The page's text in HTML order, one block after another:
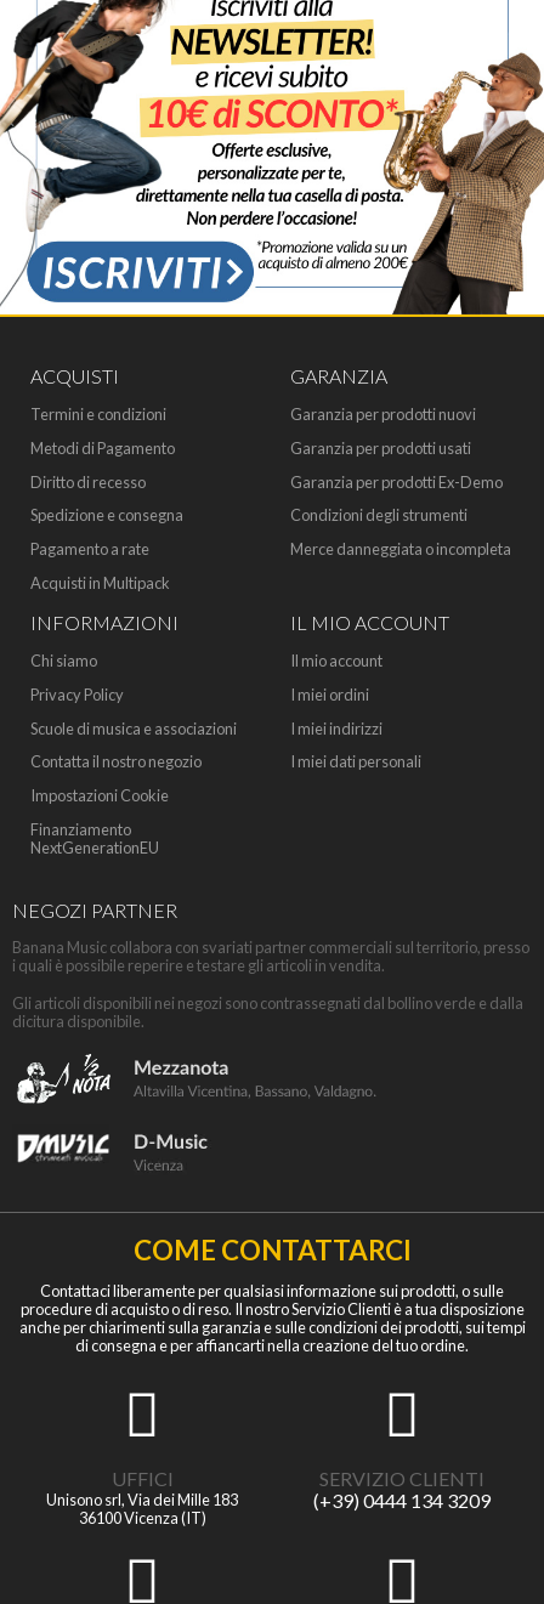
ACQUISTI
Termini e condizioni
Metodi di Pagamento
Diritto di recesso
Spedizione e consegna
Pagamento a rate
Acquisti in Multipack
GARANZIA
Garanzia per prodotti nuovi
Garanzia per prodotti usati
Garanzia per prodotti Ex-Demo
Condizioni degli strumenti
Merce danneggiata o incompleta
INFORMAZIONI
Chi siamo
Privacy Policy
Scuole di musica e associazioni
Contatta il nostro negozio
Impostazioni Cookie
Finanziamento
NextGenerationEU
IL MIO ACCOUNT
Il mio account
I miei ordini
I miei indirizzi
I miei dati personali
NEGOZI PARTNER
Banana Music collabora con svariati partner commerciali sul territorio, presso
i quali è possibile reperire e testare gli articoli in vendita.
Gli articoli disponibili nei negozi sono contrassegnati dal bollino verde e dalla
dicitura disponibile.
COME CONTATTARCI
Contattaci liberamente per qualsiasi informazione sui prodotti, o sulle
procedure di acquisto o di reso. Il nostro Servizio Clienti è a tua disposizione
anche per chiarimenti sulla garanzia e sulle condizioni dei prodotti, sui tempi
di consegna e per affiancarti nella creazione del tuo ordine.
UFFICI
Unisono srl, Via dei Mille 183
36100 Vicenza (IT)
SERVIZIO CLIENTI
(+39) 0444 134 3209